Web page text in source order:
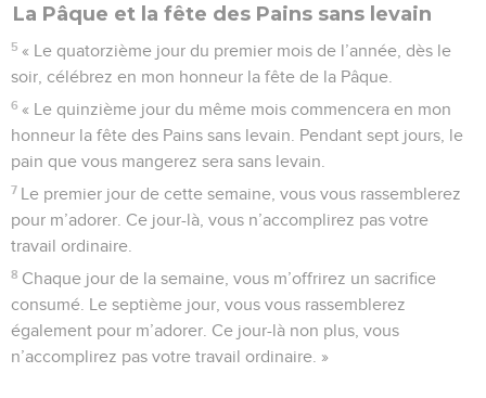
La Pâque et la fête des Pains sans levain
5 « Le quatorzième jour du premier mois de l’année, dès le
soir, célébrez en mon honneur la fête de la Pâque.
6 « Le quinzième jour du même mois commencera en mon
honneur la fête des Pains sans levain. Pendant sept jours, le
pain que vous mangerez sera sans levain.
7 Le premier jour de cette semaine, vous vous rassemblerez
pour m’adorer. Ce jour-là, vous n’accomplirez pas votre
travail ordinaire.
8 Chaque jour de la semaine, vous m’offrirez un sacrifice
consumé. Le septième jour, vous vous rassemblerez
également pour m’adorer. Ce jour-là non plus, vous
n’accomplirez pas votre travail ordinaire. »